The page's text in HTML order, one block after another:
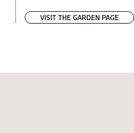
VISIT THE GARDEN PAGE